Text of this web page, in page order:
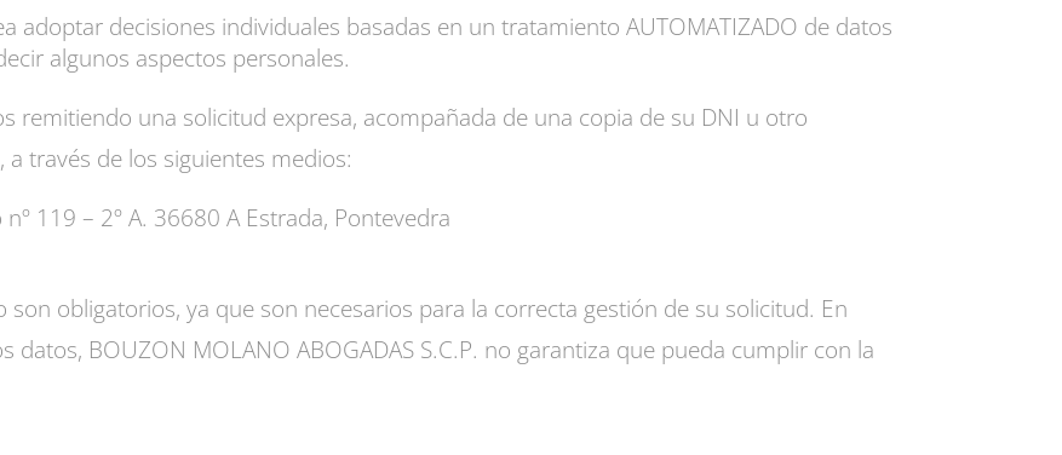
adoptar decisiones individuales basadas en un tratamiento AUTOMATIZADO de datos
algunos aspectos personales.
remitiendo una solicitud expresa, acompañada de una copia de su DNI u otro
través de los siguientes medios:
119 – 2º A. 36680 A Estrada, Pontevedra
obligatorios, ya que son necesarios para la correcta gestión de su solicitud. En
BOUZON MOLANO ABOGADAS S.C.P. no garantiza que pueda cumplir con la